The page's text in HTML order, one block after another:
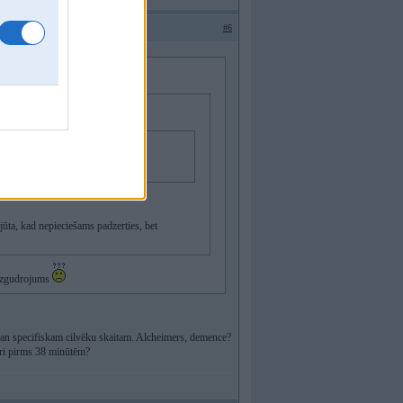
#6
kad nepieciešams padzerties, bet
specifiskam cilvēku skaitam. Alcheimers, demence?
pirms 38 minūtēm?